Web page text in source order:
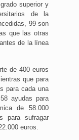
superior y
de la
99 son
que las otras
de la línea
de 400 euros
que para
para cada una
ayudas para
de 58.000
para sufragar
euros.